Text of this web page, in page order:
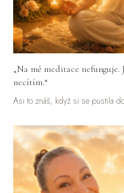
„Na mě meditace
necítím.“
Asi to znáš, když si se pustila